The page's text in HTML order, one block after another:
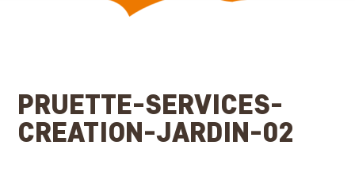
PRUETTE-SERVICES-
CREATION-JARDIN-02